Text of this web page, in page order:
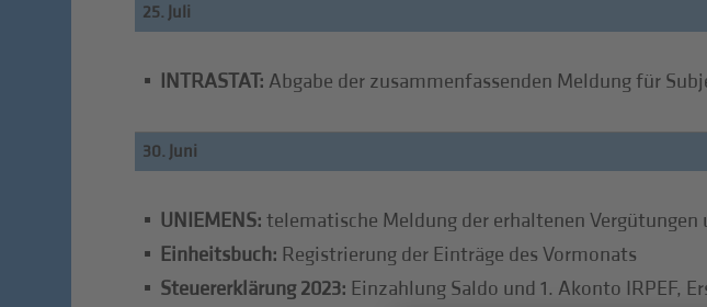
25. Juli
INTRASTAT: Abgabe der zusammenfassenden Meldung für
30. Juni
UNIEMENS: telematische Meldung der erhaltenen Vergütungen
Einheitsbuch: Registrierung der Einträge des Vormonats
Steuererklärung 2023: Einzahlung Saldo und 1. Akonto IRPEF,